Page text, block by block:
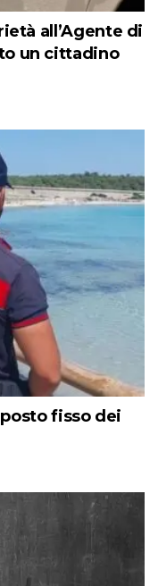
all’Agente di
un cittadino
fisso dei